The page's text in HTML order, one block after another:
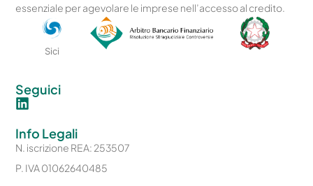
essenziale per agevolare le imprese nell’accesso al credito.
Sici
Seguici
Info Legali
N. iscrizione REA: 253507
P. IVA 01062640485